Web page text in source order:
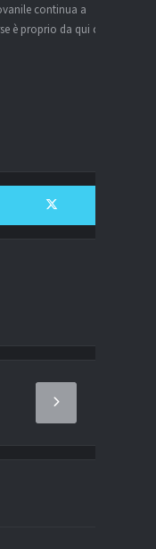
continua a
è proprio da qui che